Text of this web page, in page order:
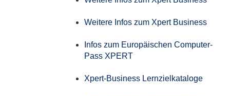
Weitere Infos zum Xpert Business
Infos zum Europäischen Computer-
Pass XPERT
Xpert-Business Lernzielkataloge